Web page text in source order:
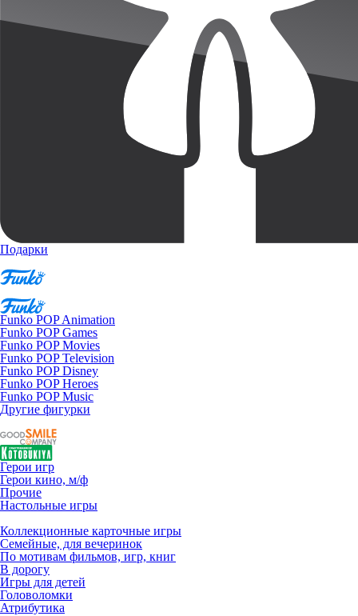
Подарки
Funko POP Animation
Funko POP Games
Funko POP Movies
Funko POP Television
Funko POP Disney
Funko POP Heroes
Funko POP Music
Другие фигурки
Герои игр
Герои кино, м/ф
Прочие
Настольные игры
Коллекционные карточные игры
Семейные, для вечеринок
По мотивам фильмов, игр, книг
В дорогу
Игры для детей
Головоломки
Атрибутика